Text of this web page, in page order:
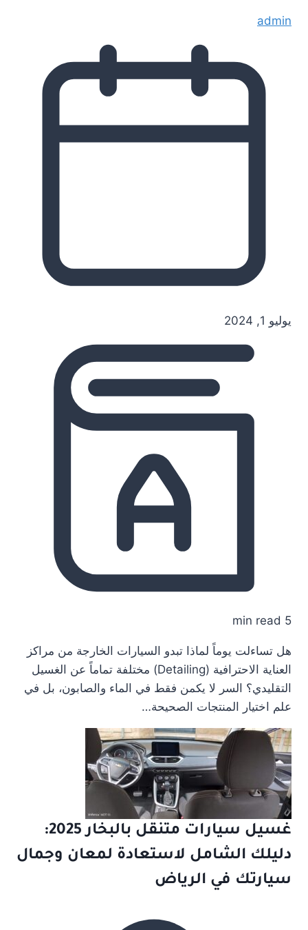
admin
يوليو 1, 2024
5 min read
هل تساءلت يوماً لماذا تبدو السيارات الخارجة من مراكز
العناية الاحترافية (Detailing) مختلفة تماماً عن الغسيل
التقليدي؟ السر لا يكمن فقط في الماء والصابون، بل في
علم اختيار المنتجات الصحيحة…
غسيل سيارات متنقل بالبخار 2025:
دليلك الشامل لاستعادة لمعان وجمال
سيارتك في الرياض